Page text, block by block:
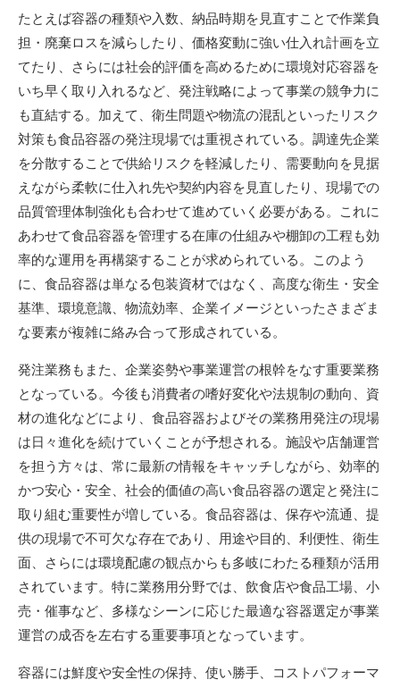
たとえば容器の種類や入数、納品時期を見直すことで作業負
担・廃棄ロスを減らしたり、価格変動に強い仕入れ計画を立
てたり、さらには社会的評価を高めるために環境対応容器を
いち早く取り入れるなど、発注戦略によって事業の競争力に
も直結する。加えて、衛生問題や物流の混乱といったリスク
対策も食品容器の発注現場では重視されている。調達先企業
を分散することで供給リスクを軽減したり、需要動向を見据
えながら柔軟に仕入れ先や契約内容を見直したり、現場での
品質管理体制強化も合わせて進めていく必要がある。これに
あわせて食品容器を管理する在庫の仕組みや棚卸の工程も効
率的な運用を再構築することが求められている。このよう
に、食品容器は単なる包装資材ではなく、高度な衛生・安全
基準、環境意識、物流効率、企業イメージといったさまざま
な要素が複雑に絡み合って形成されている。
発注業務もまた、企業姿勢や事業運営の根幹をなす重要業務
となっている。今後も消費者の嗜好変化や法規制の動向、資
材の進化などにより、食品容器およびその業務用発注の現場
は日々進化を続けていくことが予想される。施設や店舗運営
を担う方々は、常に最新の情報をキャッチしながら、効率的
かつ安心・安全、社会的価値の高い食品容器の選定と発注に
取り組む重要性が増している。食品容器は、保存や流通、提
供の現場で不可欠な存在であり、用途や目的、利便性、衛生
面、さらには環境配慮の観点からも多岐にわたる種類が活用
されています。特に業務用分野では、飲食店や食品工場、小
売・催事など、多様なシーンに応じた最適な容器選定が事業
運営の成否を左右する重要事項となっています。
容器には鮮度や安全性の保持、使い勝手、コストパフォーマ